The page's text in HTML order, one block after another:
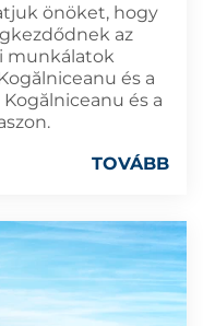
önöket, hogy
az
munkálatok
és a
és a
TOVÁBB